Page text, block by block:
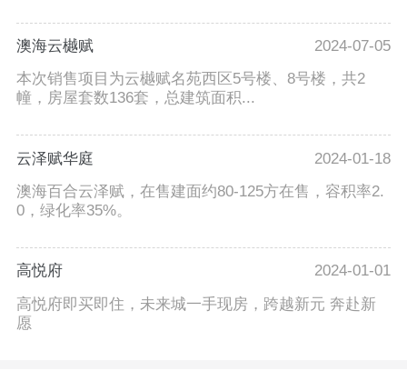
澳海云樾赋
2024-07-05
本次销售项目为云樾赋名苑西区5号楼、8号楼，共2
幢，房屋套数136套，总建筑面积...
云泽赋华庭
2024-01-18
澳海百合云泽赋，在售建面约80-125方在售，容积率2.
0，绿化率35%。
高悦府
2024-01-01
高悦府即买即住，未来城一手现房，跨越新元 奔赴新
愿